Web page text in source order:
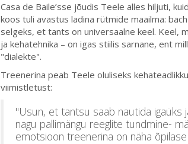
Casa de Baile’sse jõudis Teele alles hiljuti,
koos tuli avastus ladina rütmide maailma:
selgeks, et tants on universaalne keel. Keel,
ja kehatehnika – on igas stiilis sarnane, ent
"dialekte".
Treenerina peab Teele oluliseks
viimistletust:
"Usun, et tantsu saab nautida igaüks
nagu pallimängu reeglite tundmine-
emotsioon treenerina on näha